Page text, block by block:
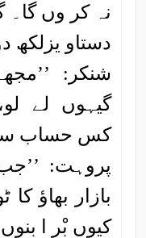
نہ کر وں گا۔
دستاو یزلکھ
شنکر:
گیہوں لے
کس حساب سے
پروہت:
بازار بھاؤ کا
کیوں بْر ا